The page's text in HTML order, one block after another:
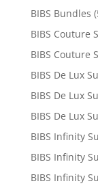
BIBS Bundles
BIBS Couture
BIBS Couture
BIBS De Lux
BIBS De Lux
BIBS De Lux
BIBS Infinity
BIBS Infinity
BIBS Infinity